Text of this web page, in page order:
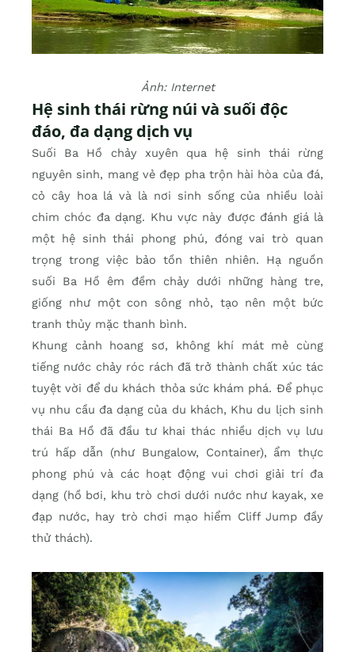
Ảnh: Internet
Hệ sinh thái rừng núi và suối độc
đáo, đa dạng dịch vụ
Suối Ba Hồ chảy xuyên qua hệ sinh thái rừng
nguyên sinh, mang vẻ đẹp pha trộn hài hòa của đá,
cỏ cây hoa lá và là nơi sinh sống của nhiều loài
chim chóc đa dạng. Khu vực này được đánh giá là
một hệ sinh thái phong phú, đóng vai trò quan
trọng trong việc bảo tồn thiên nhiên. Hạ nguồn
suối Ba Hồ êm đềm chảy dưới những hàng tre,
giống như một con sông nhỏ, tạo nên một bức
tranh thủy mặc thanh bình.
Khung cảnh hoang sơ, không khí mát mẻ cùng
tiếng nước chảy róc rách đã trở thành chất xúc tác
tuyệt vời để du khách thỏa sức khám phá. Để phục
vụ nhu cầu đa dạng của du khách, Khu du lịch sinh
thái Ba Hồ đã đầu tư khai thác nhiều dịch vụ lưu
trú hấp dẫn (như Bungalow, Container), ẩm thực
phong phú và các hoạt động vui chơi giải trí đa
dạng (hồ bơi, khu trò chơi dưới nước như kayak, xe
đạp nước, hay trò chơi mạo hiểm Cliff Jump đầy
thử thách).